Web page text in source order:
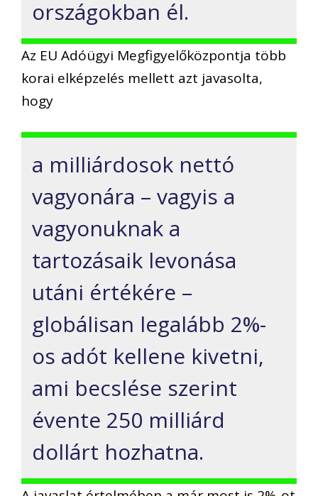
országokban él.
Az EU Adóügyi Megfigyelőközpontja több
korai elképzelés mellett azt javasolta,
hogy
a milliárdosok nettó
vagyonára – vagyis a
vagyonuknak a
tartozásaik levonása
utáni értékére –
globálisan legalább 2%-
os adót kellene kivetni,
ami becslése szerint
évente 250 milliárd
dollárt hozhatna.